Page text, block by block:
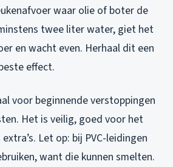
waar olie of boter de
twee liter water, giet het
en wacht even. Herhaal dit een
effect.
voor beginnende verstoppingen
Het is veilig, goed voor het
Let op: bij PVC-leidingen
want die kunnen smelten.